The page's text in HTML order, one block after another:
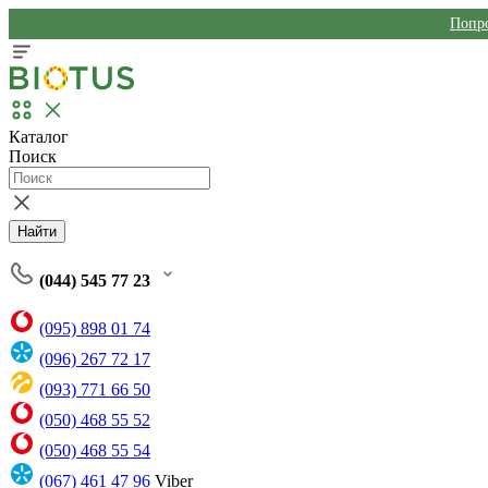
Каталог
Поиск
Найти
(044) 545 77 23
(095) 898 01 74
(096) 267 72 17
(093) 771 66 50
(050) 468 55 52
(050) 468 55 54
(067) 461 47 96 Viber